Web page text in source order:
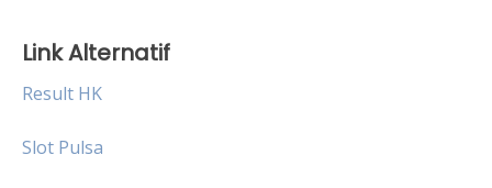
Link Alternatif
Result HK
Slot Pulsa